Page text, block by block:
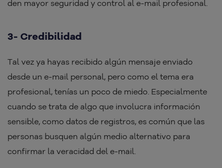
den mayor seguridad y control al e-mail profesional.
3- Credibilidad
Tal vez ya hayas recibido algún mensaje enviado
desde un e-mail personal, pero como el tema era
profesional, tenías un poco de miedo. Especialmente
cuando se trata de algo que involucra información
sensible, como datos de registros, es común que las
personas busquen algún medio alternativo para
confirmar la veracidad del e-mail.